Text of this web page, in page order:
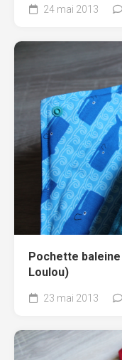
24 mai 2013
Pochette
Loulou)
23 mai 2013